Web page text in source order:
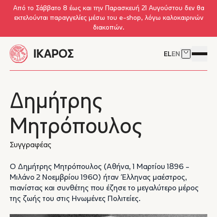
Skip to main content
Από το Σάββατο 8 έως και την Παρασκευή 21 Αυγούστου δεν θα
εκτελούνται παραγγελίες μέσω του e-shop, λόγω καλοκαιρινών
διακοπών.
ELEN Δείτε το
Δημήτρης
Μητρόπουλος
Συγγραφέας
Ο Δημήτρης Μητρόπουλος (Αθήνα, 1 Μαρτίου 1896 -
Μιλάνο 2 Νοεμβρίου 1960) ήταν Έλληνας μαέστρος,
πιανίστας και συνθέτης που έζησε το μεγαλύτερο μέρος
της ζωής του στις Ηνωμένες Πολιτείες.